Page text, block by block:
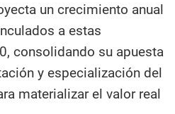
un crecimiento anual
a estas
consolidando su apuesta
y especialización del
materializar el valor real